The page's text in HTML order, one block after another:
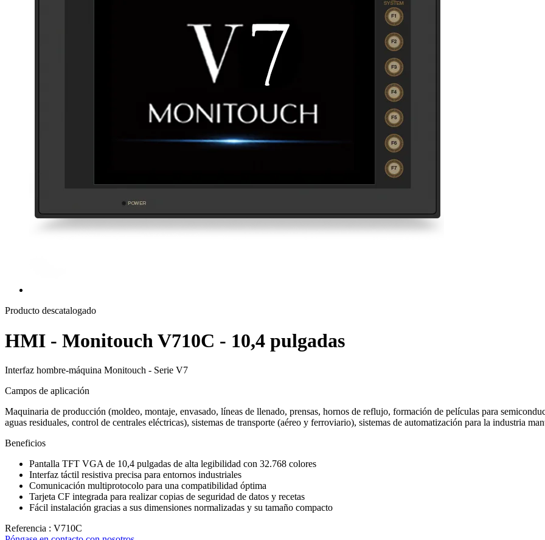
Producto descatalogado
HMI - Monitouch V710C - 10,4 pulgadas
Interfaz hombre-máquina Monitouch - Serie V7
Campos de aplicación
Maquinaria de producción (moldeo, montaje, envasado, líneas de llenado, prensas, hornos de reflujo, formación de películas para
aguas residuales, control de centrales eléctricas), sistemas de transporte (aéreo y ferroviario), sistemas de automatización para la industria
Beneficios
Pantalla TFT VGA de 10,4 pulgadas de alta legibilidad con 32.768 colores
Interfaz táctil resistiva precisa para entornos industriales
Comunicación multiprotocolo para una compatibilidad óptima
Tarjeta CF integrada para realizar copias de seguridad de datos y recetas
Fácil instalación gracias a sus dimensiones normalizadas y su tamaño compacto
Referencia : V710C